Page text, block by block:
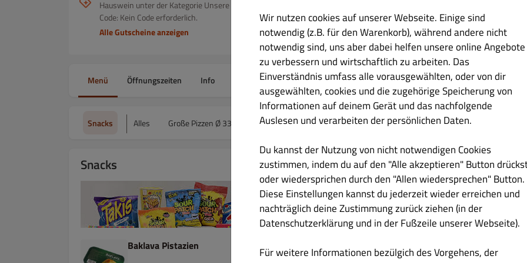
Hauswein unter der Kategorie Unsere Hausweine aus, der Betrag wird automatisch abgezogen an der Kasse.
Code: Kein Code erforderlich.
Alle Gutscheine anzeigen
Menü Öffnungszeiten Info Gutscheine Allergene
Snacks Alles Große Pizzen Ø 33cm Kleine Pizzen Ø 24cm Familien Pizza ( Ø 50cm ) Forno
Snacks
Baklava Pistazien € 1.50
Wir nutzen cookies auf unserer Webseite. Einige sind
notwendig (z.B. für den Warenkorb), während andere nicht
notwendig sind, uns aber dabei helfen unsere online Angebote
zu verbessern und wirtschaftlich zu arbeiten. Das
Einverständnis umfass alle vorausgewählten, oder von dir
ausgewählten, cookies und die zugehörige Speicherung von
Informationen auf deinem Gerät und das nachfolgende
Auslesen und verarbeiten der persönlichen Daten.
Du kannst der Nutzung von nicht notwendigen Cookies
zustimmen, indem du auf den "Alle akzeptieren" Button
oder wiedersprichen durch den "Allen wiedersprechen" Button.
Diese Einstellungen kannst du jederzeit wieder erreichen und
nachträglich deine Zustimmung zurück ziehen (in der
Datenschutzerklärung und in der Fußzeile unserer Webseite).
Für weitere Informationen bezülgich des Vorgehens, der